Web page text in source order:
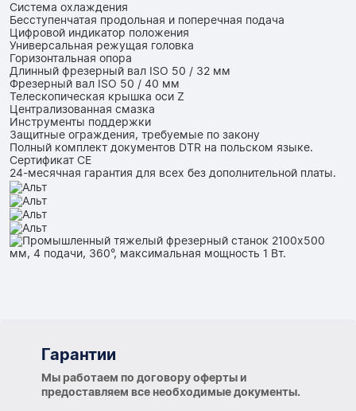
Система охлаждения
Бесступенчатая продольная и поперечная подача
Цифровой индикатор положения
Универсальная режущая головка
Горизонтальная опора
Длинный фрезерный вал ISO 50 / 32 мм
Фрезерный вал ISO 50 / 40 мм
Телескопическая крышка оси Z
Централизованная смазка
Инструменты поддержки
Защитные ограждения, требуемые по закону
Полный комплект документов DTR на польском языке.
Сертификат CE
24-месячная гарантия для всех без дополнительной платы.
Гарантии
Мы работаем по договору оферты и
предоставляем все необходимые документы.